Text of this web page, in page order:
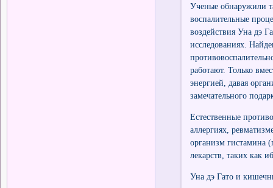
Ученые обнаружили
воспалительные
воздействия Уна дэ
исследованиях.
работают. Только
энергией, давая
замечательного
Естественные
аллергиях,
организм гистамина
лекарств, таких как
Уна дэ Гато и